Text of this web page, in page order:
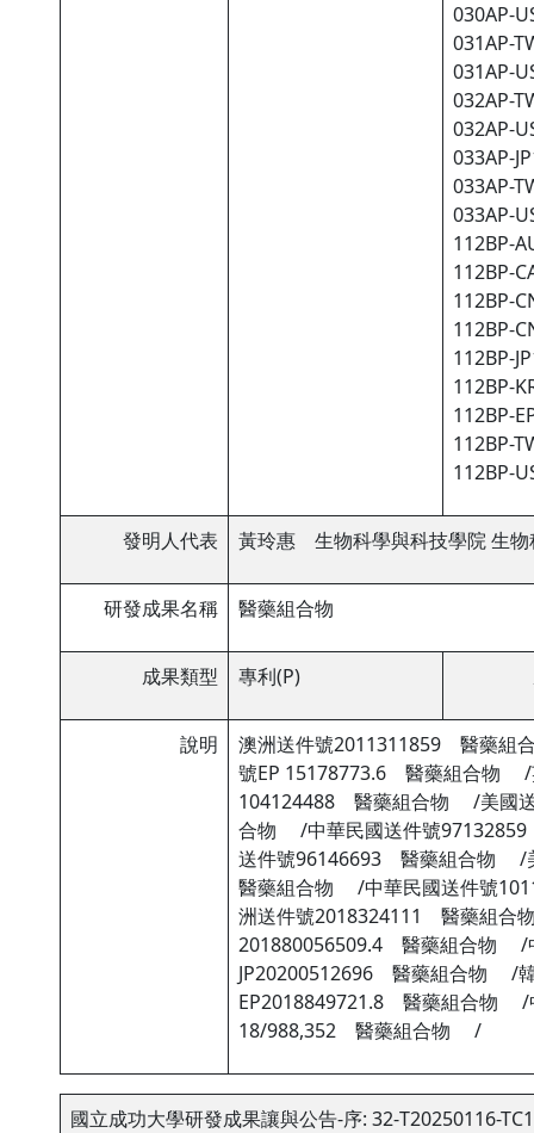
030AP-
031AP-
031AP-
032AP-
032AP-
033AP-
033AP-
033AP-
112BP-
112BP-
112BP-
112BP-
112BP-
112BP-
112BP-
112BP-
112BP-
發明人代表 黃玲惠 生物科學與科技學院 生物
研發成果名稱 醫藥組合物
成果類型 專利(P)
說明
澳洲送件號2011311859 醫藥
號EP 15178773.6 醫藥組合物 /
104124488 醫藥組合物 /美國
合物 /中華民國送件號
送件號96146693 醫藥組合物 /
醫藥組合物 /中華民國送件號
洲送件號2018324111 醫藥組
201880056509.4 醫藥組合物 /
JP20200512696 醫藥組合物 /
EP2018849721.8 醫藥組合物
18/988,352 醫藥組合物 /
國立成功大學研發成果讓與公告-序: 32-T20250116-TC1